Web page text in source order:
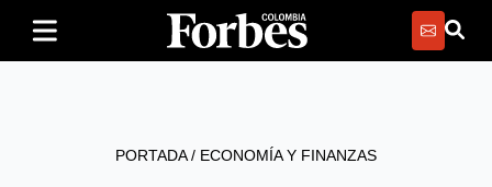
PORTADA/ ECONOMÍA Y FINANZAS